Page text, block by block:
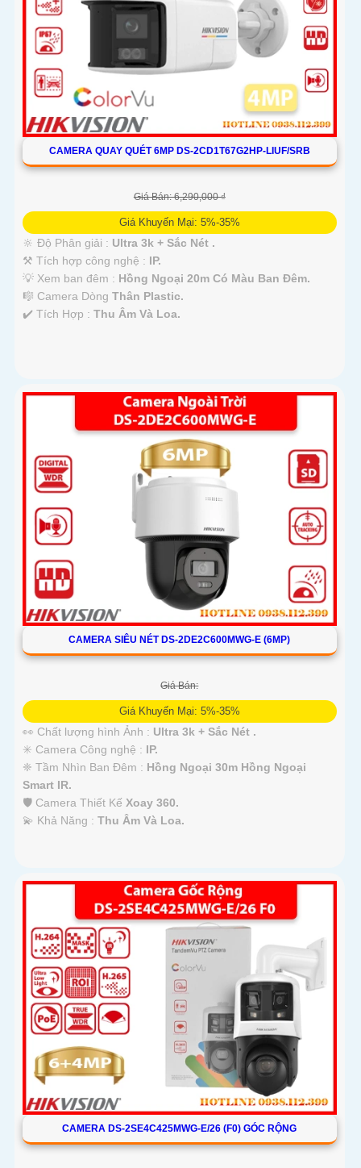
CAMERA QUAY QUÉT 6MP DS-2CD1T67G2HP-LIUF/SRB
Giá Bán: 6,290,000 ₫
Giá Khuyến Mại: 5%-35%
🔆 Độ Phân giải : Ultra 3k + Sắc Nét .
⚒ Tích hợp công nghệ : IP.
💡 Xem ban đêm : Hồng Ngoại 20m Có Màu Ban Ðêm.
🎼️ Camera Dòng Thân Plastic.
️✔️ Tích Hợp : Thu Âm Và Loa.
CAMERA SIÊU NÉT DS-2DE2C600MWG-E (6MP)
Giá Bán:
Giá Khuyến Mại: 5%-35%
👀 Chất lượng hình Ảnh : Ultra 3k + Sắc Nét .
✳️ Camera Công nghệ : IP.
❈ Tầm Nhìn Ban Đêm : Hồng Ngoại 30m Hồng Ngoại
Smart IR.
🛡 Camera Thiết Kế Xoay 360.
️💫 Khả Năng : Thu Âm Và Loa.
CAMERA DS-2SE4C425MWG-E/26 (F0) GÓC RỘNG